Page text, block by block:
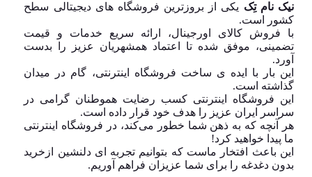
نیک نام تِک یکی از بروزترین فروشگاه های دیجیتالی سطح
کشور است.
با فروش کالای اورجینال، ارائه سریع خدمات و قیمت
تضمینی، موفق شده تا اعتماد همشهریان عزیز را بدست
آورد.
این بار با ایده ی ساخت فروشگاه اینترنتی، گام در میدان
گذاشته است.
این فروشگاه اینترنتی کسب رضایت هموطنان گرامی در
سراسر ایران عزیز را هدف خود قرار داده است.
هر آنچه که به ذهن شما خطور می‌کند، در فروشگاه اینترنتی
ما پیدا خواهید کرد!
این باعث افتخار ماست که بتوانیم تجربه ای دلنشین ازخرید
بدون دغدغه را برای شما عزیزان فراهم آوریم.